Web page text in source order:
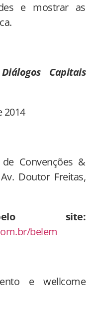
e mostrar as
Capitais
2014
Convenções &
Doutor Freitas,
site:
belem
e wellcome